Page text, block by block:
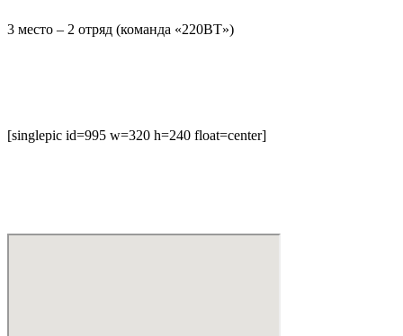
3 место – 2 отряд (команда «220ВТ»)
[singlepic id=995 w=320 h=240 float=center]